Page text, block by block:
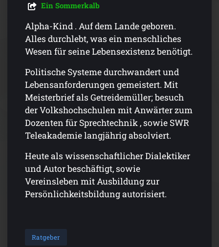
Ein Sommerkalb
Alpha-Kind . Auf dem Lande geboren.
Alles durchlebt, was ein menschliches
Wesen für seine Lebensexistenz benötigt.
Politische Systeme durchwandert und
Lebensanforderungen gemeistert. Mit
Meisterbrief als Getreidemüller; besuch
der Volkshochschulen mit Anwärter zum
Dozenten für Sprechtechnik , sowie SWR
Teleakademie langjährig absolviert.
Heute als wissenschaftlicher Dialektiker
und Autor beschäftigt, sowie
Vereinsleben mit Ausbildung zur
Persönlichkeitsbildung autorisiert.
Ratgeber